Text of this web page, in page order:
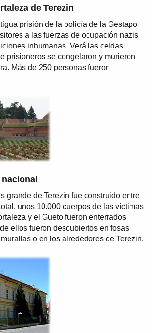
de Terezin
prisión de la policía de la Gestapo
a las fuerzas de ocupación nazis
inhumanas. Verá las celdas
prisioneros se congelaron y murieron
Más de 250 personas fueron
nacional
grande de Terezin fue construido entre
unos 10.000 cuerpos de las víctimas
y el Gueto fueron enterrados
ellos fueron descubiertos en fosas
o en los alrededores de Terezin.